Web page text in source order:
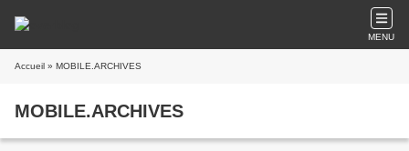
MENU
Accueil » MOBILE.ARCHIVES
MOBILE.ARCHIVES